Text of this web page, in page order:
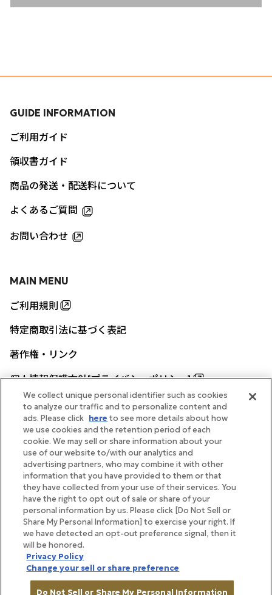
MAIN MENU
ご利用規則
特定商取引法に基づく表記
著作権・リンク
個人情報保護方針[プライバシーポリシー]
GUIDE INFORMATION
ご利用ガイド
領収書ガイド
商品の発送・配送料について
よくあるご質問
お問い合わせ
帝国ホテル公式サイト
FOLLOW
Copyright Imperial Hotel, Ltd.
We collect unique personal identifier such as cookies
to analyze our traffic and to personalize content and
ads. Please click here to see more details about how
we use cookies and the retention period of each
cookie. We may sell or share information about your
use of our website to/with our analytics and
advertising partners, who may combine it with other
information that you have provided to them or that
they have collected from your use of their services. You
have the right to opt out of sale or share of your
personal information by us. Please click [Do Not Sell or
Share My Personal Information] to exercise your right. If
we have detected an opt-out preference signal, then it
will be honored.
Privacy Policy
Change your sell or share preference
Do Not Sell or Share My Personal Information